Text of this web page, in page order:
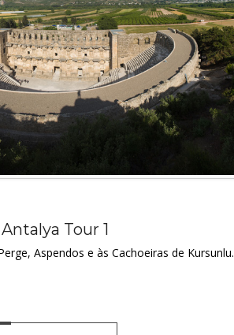
Antalya Tour 1
Aspendos e às Cachoeiras de Kursunlu.